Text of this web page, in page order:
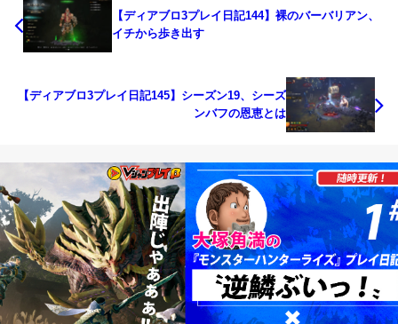
【ディアブロ3プレイ日記144】裸のバーバリアン、
イチから歩き出す
【ディアブロ3プレイ日記145】シーズン19、シーズ
ンバフの恩恵とは